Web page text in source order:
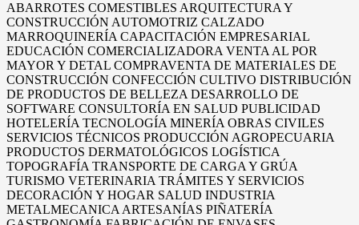
ABARROTES COMESTIBLES ARQUITECTURA Y
CONSTRUCCIÓN AUTOMOTRIZ CALZADO
MARROQUINERÍA CAPACITACIÓN EMPRESARIAL
EDUCACIÓN COMERCIALIZADORA VENTA AL POR
MAYOR Y DETAL COMPRAVENTA DE MATERIALES DE
CONSTRUCCIÓN CONFECCIÓN CULTIVO DISTRIBUCIÓN
DE PRODUCTOS DE BELLEZA DESARROLLO DE
SOFTWARE CONSULTORÍA EN SALUD PUBLICIDAD
HOTELERÍA TECNOLOGÍA MINERÍA OBRAS CIVILES
SERVICIOS TÉCNICOS PRODUCCIÓN AGROPECUARIA
PRODUCTOS DERMATOLÓGICOS LOGÍSTICA
TOPOGRAFÍA TRANSPORTE DE CARGA Y GRÚA
TURISMO VETERINARIA TRÁMITES Y SERVICIOS
DECORACIÓN Y HOGAR SALUD INDUSTRIA
METALMECANICA ARTESANÍAS PIÑATERÍA